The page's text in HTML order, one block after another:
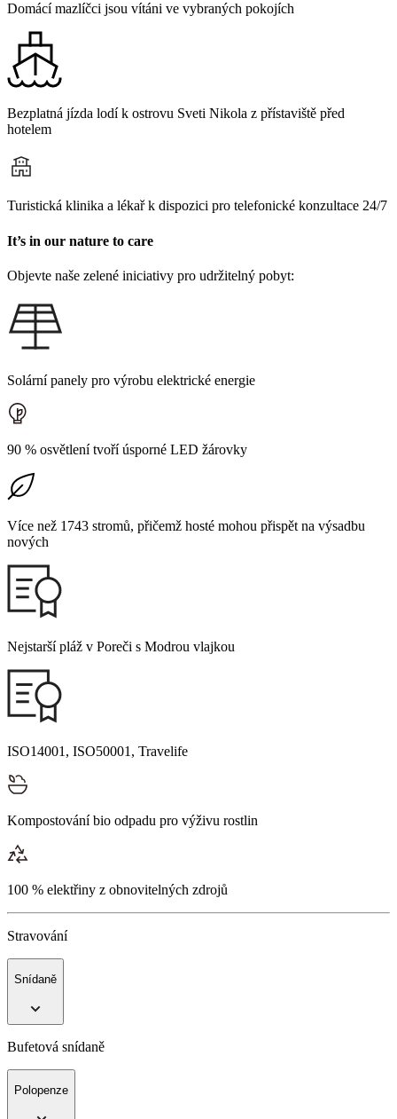
Domácí mazlíčci jsou vítáni ve vybraných pokojích
Bezplatná jízda lodí k ostrovu Sveti Nikola z přístaviště před
hotelem
Turistická klinika a lékař k dispozici pro telefonické konzultace 24/7
It’s in our nature to care
Objevte naše zelené iniciativy pro udržitelný pobyt:
Solární panely pro výrobu elektrické energie
90 % osvětlení tvoří úsporné LED žárovky
Více než 1743 stromů, přičemž hosté mohou přispět na výsadbu
nových
Nejstarší pláž v Poreči s Modrou vlajkou
ISO14001, ISO50001, Travelife
Kompostování bio odpadu pro výživu rostlin
100 % elektřiny z obnovitelných zdrojů
Stravování
Snídaně
Bufetová snídaně
Polopenze